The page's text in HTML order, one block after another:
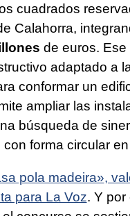
cuadrados
Calahorra,
de euros.
adaptado a
conformar un
ampliar las
búsqueda de
con forma circular
pola madeira»,
para La Voz. Y